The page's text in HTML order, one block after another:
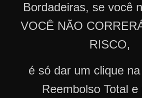
Bordadeiras, se você
VOCÊ NÃO
RISCO,
é só dar um clique
Reembolso Total e